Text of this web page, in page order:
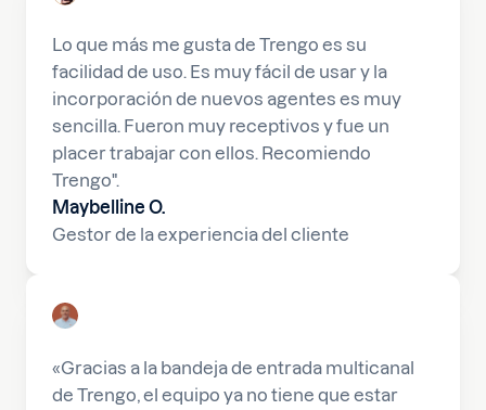
Lo que más me gusta de Trengo es su
facilidad de uso. Es muy fácil de usar y la
incorporación de nuevos agentes es muy
sencilla. Fueron muy receptivos y fue un
placer trabajar con ellos. Recomiendo
Trengo".
Maybelline O.
Gestor de la experiencia del cliente
«Gracias a la bandeja de entrada multicanal
de Trengo, el equipo ya no tiene que estar